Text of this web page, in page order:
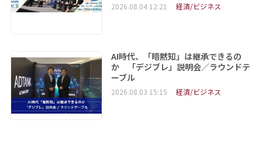
2026.08.04 12:21 経済/ビジネス
AI時代、「暗黙知」は継承できるの
か 「デジブレ」説明会／ラウンドテ
ーブル
2026.08.03 15:15 経済/ビジネス